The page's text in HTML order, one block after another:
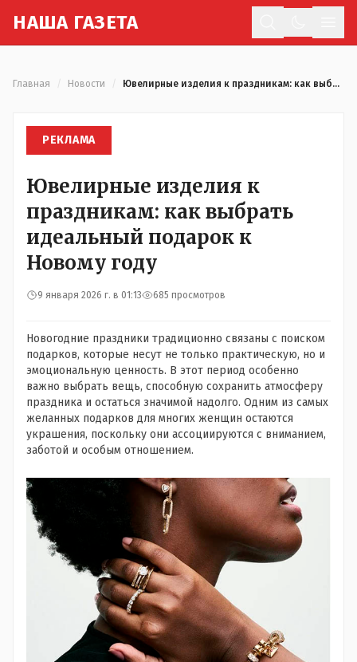
НАША ГАЗЕТА
Главная Новости Ювелирные изделия к праздникам: как выбрать идеальный подарок к Новому году
РЕКЛАМА
Ювелирные изделия к
праздникам: как выбрать
идеальный подарок к
Новому году
9 января 2026 г. в 01:13 685 просмотров
Новогодние праздники традиционно связаны с поиском
подарков, которые несут не только практическую, но и
эмоциональную ценность. В этот период особенно
важно выбрать вещь, способную сохранить атмосферу
праздника и остаться значимой надолго. Одним из самых
желанных подарков для многих женщин остаются
украшения, поскольку они ассоциируются с вниманием,
заботой и особым отношением.